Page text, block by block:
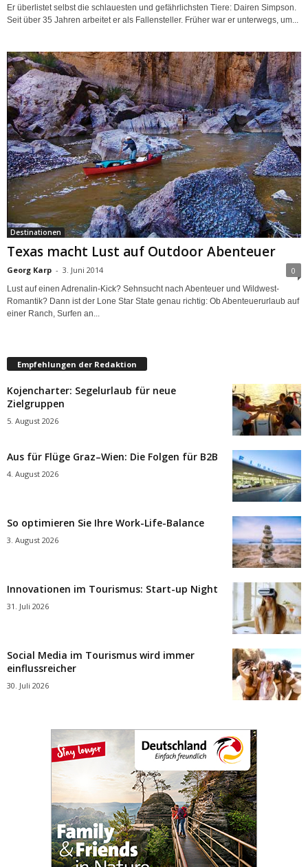
Er überlistet selbst die schlauesten und gefährlichsten Tiere: Dairen Simpson.
Seit über 35 Jahren arbeitet er als Fallensteller. Früher war er unterwegs, um...
Destinationen
Texas macht Lust auf Outdoor Abenteuer
Georg Karp - 3. Juni 2014 0
Lust auf einen Adrenalin-Kick? Sehnsucht nach Abenteuer und Wildwest-
Romantik? Dann ist der Lone Star State genau richtig: Ob Abenteuerurlaub auf
einer Ranch, Surfen an...
Empfehlungen der Redaktion
Kojencharter: Segelurlaub für neue
Zielgruppen
5. August 2026
Aus für Flüge Graz–Wien: Die Folgen für B2B
4. August 2026
So optimieren Sie Ihre Work-Life-Balance
3. August 2026
Innovationen im Tourismus: Start-up Night
31. Juli 2026
Social Media im Tourismus wird immer
einflussreicher
30. Juli 2026